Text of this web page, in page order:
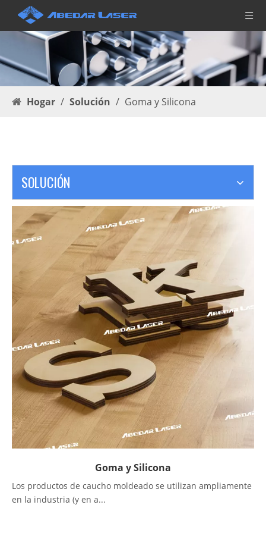
Hogar / Solución / Goma y Silicona
SOLUCIÓN
Goma y Silicona
Los productos de caucho moldeado se utilizan ampliamente
en la industria (y en a...